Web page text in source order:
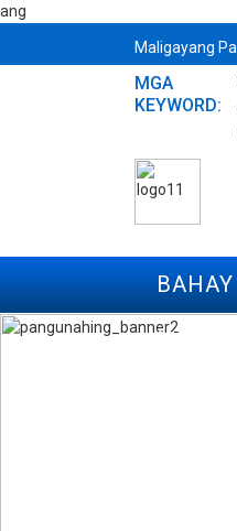
ang
Maligayang
MGA
KEYWORD:
BAHAY
MGA